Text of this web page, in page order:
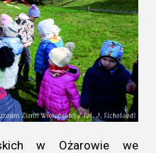
w Ożarowie we